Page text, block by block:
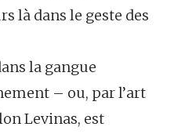
là dans le geste des
la gangue
– ou, par l’art
Levinas, est